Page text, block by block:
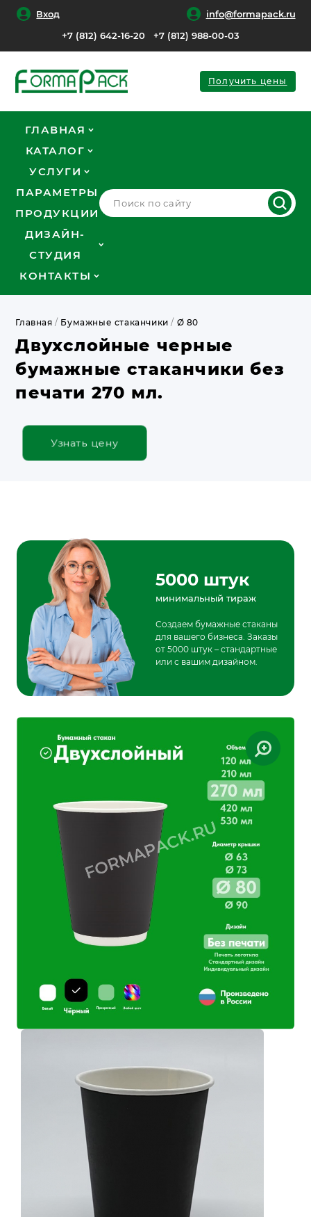
Вход
info@formapack.ru
+7 (812) 642-16-20
+7 (812) 988-00-03
Получить цены
ГЛАВНАЯ
КАТАЛОГ
УСЛУГИ
ПАРАМЕТРЫ
ПРОДУКЦИИ
ДИЗАЙН-
СТУДИЯ
КОНТАКТЫ
Главная / Бумажные стаканчики / Ø 80
Двухслойные черные
бумажные стаканчики без
печати 270 мл.
Узнать цену
5000 штук
минимальный тираж
Создаем бумажные стаканы
для вашего бизнеса. Заказы
от 5000 штук – стандартные
или с вашим дизайном.